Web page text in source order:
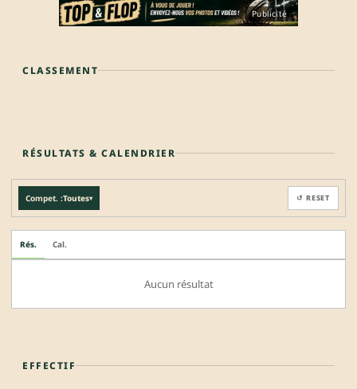
Publicité
CLASSEMENT
RÉSULTATS & CALENDRIER
Compet. :Toutes▾ ↺ RESET
Rés. Cal.
Aucun résultat
EFFECTIF